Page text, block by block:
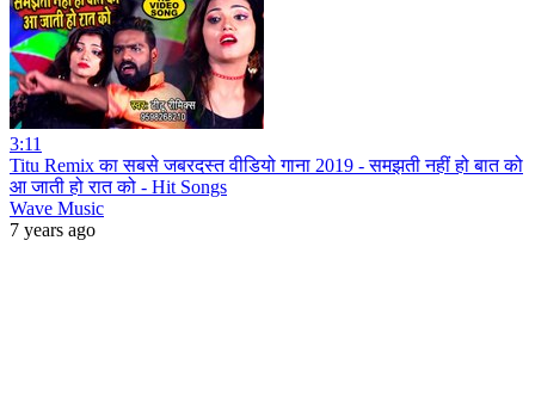
3:11
Titu Remix का सबसे जबरदस्त वीडियो गाना 2019 - समझती नहीं हो बात को
आ जाती हो रात को - Hit Songs
Wave Music
7 years ago